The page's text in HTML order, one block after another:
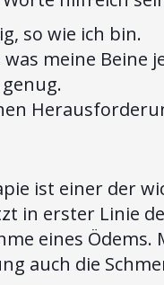
so wie ich bin.
meine Beine
ist einer der
in erster Linie
eines
auch die